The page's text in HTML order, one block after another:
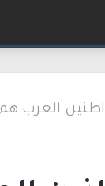
العرب هم